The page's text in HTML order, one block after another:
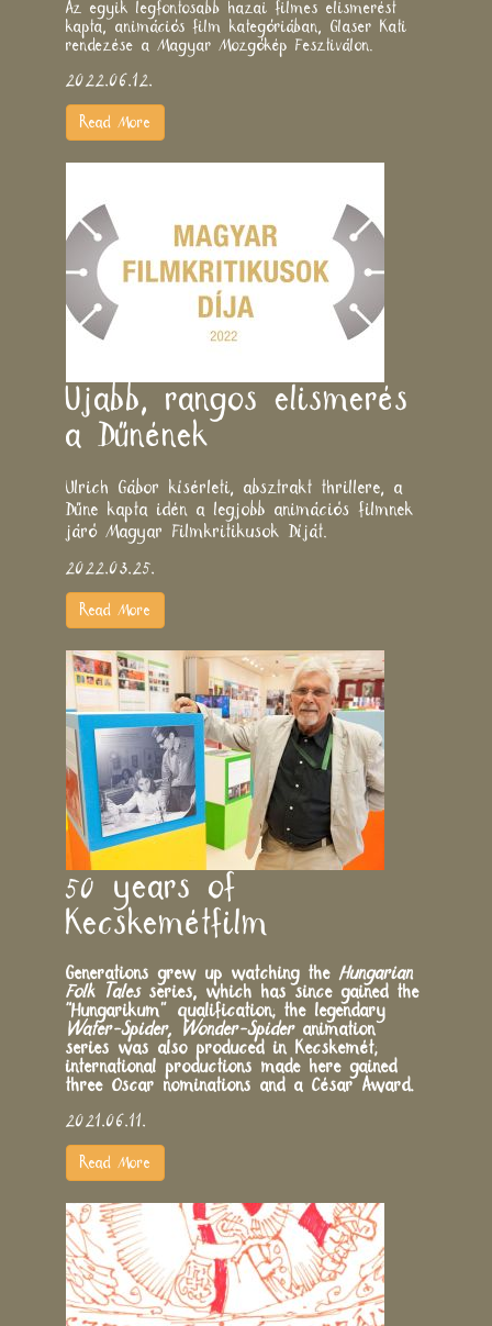
Az egyik legfontosabb hazai filmes elismerést
kapta, animációs film kategóriában, Glaser Kati
rendezése a Magyar Mozgókép Fesztiválon.
2022.06.12.
Read More
Újabb, rangos elismerés
a Dűnének
Ulrich Gábor kísérleti, absztrakt thrillere, a
Dűne kapta idén a legjobb animációs filmnek
járó Magyar Filmkritikusok Díját.
2022.03.25.
Read More
50 years of
Kecskemétfilm
Generations grew up watching the Hungarian
Folk Talesseries, which has since gained the
“Hungarikum” qualification; the legendary
Water-Spider, Wonder-Spideranimation
series was also produced in Kecskemét;
international productions made here gained
three Oscar nominations and a César Award.
2021.06.11.
Read More